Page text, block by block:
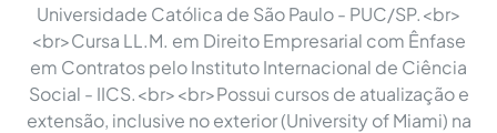
Universidade Católica de São Paulo - PUC/SP.<br>
<br>Cursa LL.M. em Direito Empresarial com Ênfase
em Contratos pelo Instituto Internacional de Ciência
Social - IICS.<br><br>Possui cursos de atualização e
extensão, inclusive no exterior (University of Miami) na